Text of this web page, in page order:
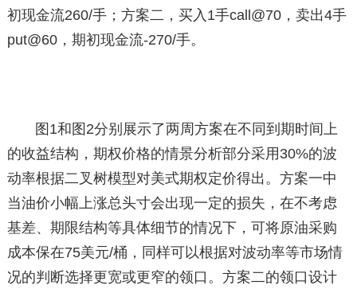
初现金流260/手；方案二，买入1手call@70，卖出4手
put@60，期初现金流-270/手。
图1和图2分别展示了两周方案在不同到期时间上
的收益结构，期权价格的情景分析部分采用30%的波
动率根据二叉树模型对美式期权定价得出。方案一中
当油价小幅上涨总头寸会出现一定的损失，在不考虑
基差、期限结构等具体细节的情况下，可将原油采购
成本保在75美元/桶，同样可以根据对波动率等市场情
况的判断选择更宽或更窄的领口。方案二的领口设计